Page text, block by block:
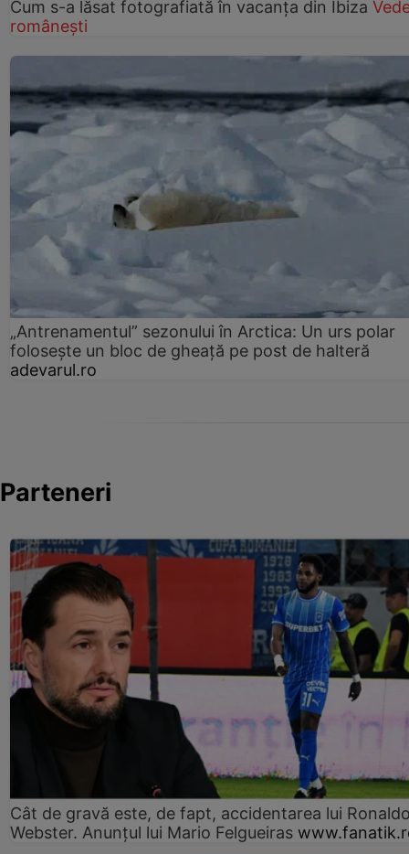
Cum s-a lăsat fotografiată în vacanța din Ibiza
românești
„Antrenamentul” sezonului în Arctica: Un urs polar
folosește un bloc de gheață pe post de halteră
adevarul.ro
Parteneri
Cât de gravă este, de fapt, accidentarea lui
Webster. Anunțul lui Mario Felgueiras